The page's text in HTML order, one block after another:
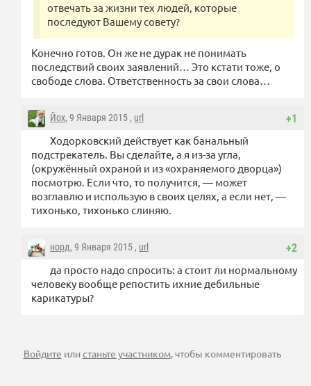
отвечать за жизни тех людей, которые
последуют Вашему совету?
Конечно готов. Он же не дурак не понимать
последствий своих заявлений… Это кстати тоже, о
свободе слова. Ответственность за свои слова…
+1
Йох, 9 Января 2015 , url
Ходорковский действует как банальный
подстрекатель. Вы сделайте, а я из-за угла,
(окружённый охраной и из «охраняемого дворца»)
посмотрю. Если что, то получится, — может
возглавлю и использую в своих целях, а если нет, —
тихонько, тихонько слиняю.
+2
норд, 9 Января 2015 , url
да просто надо спросить: а стоит ли нормальному
человеку вообще репостить ихние дебильные
карикатуры?
Войдите илистаньте участником, чтобы комментировать